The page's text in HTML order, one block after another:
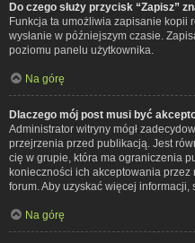
Do czego służy przycisk “Zapisz”
Funkcja ta umożliwia zapisanie kopii
wysłanie w późniejszym czasie.
poziomu panelu użytkownika.
Na górę
Dlaczego mój post musi być
Administrator witryny mógł
przejrzenia przed publikacją. Jest
cię w grupie, która ma ograniczenia
konieczności ich akceptowania
forum. Aby uzyskać więcej informacji,
Na górę